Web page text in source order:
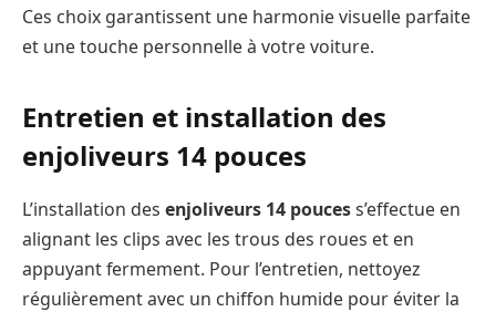
Ces choix garantissent une harmonie visuelle parfaite
et une touche personnelle à votre voiture.
Entretien et installation des
enjoliveurs 14 pouces
L’installation des enjoliveurs 14 poucess’effectue en
alignant les clips avec les trous des roues et en
appuyant fermement. Pour l’entretien, nettoyez
régulièrement avec un chiffon humide pour éviter la